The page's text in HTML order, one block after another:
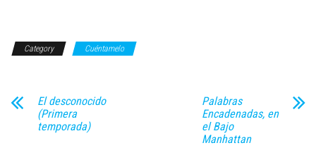
Category Cuéntamelo
El desconocido
(Primera
temporada)
Palabras
Encadenadas, en
el Bajo
Manhattan